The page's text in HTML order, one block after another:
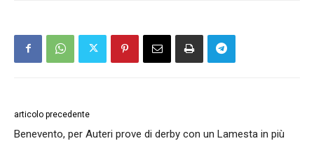
articolo precedente
Benevento, per Auteri prove di derby con un Lamesta in più